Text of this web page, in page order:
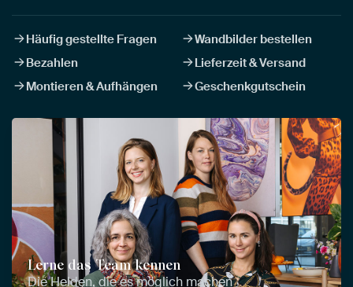
Häufig gestellte Fragen
Wandbilder bestellen
Bezahlen
Lieferzeit & Versand
Montieren & Aufhängen
Geschenkgutschein
Lerne das Team kennen
Die Helden, die es möglich machen